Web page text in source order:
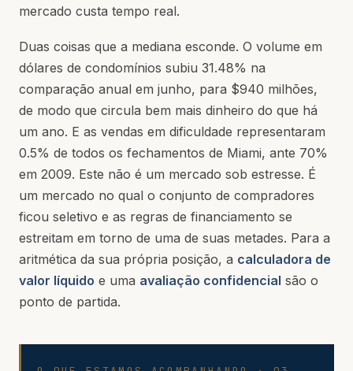
mercado custa tempo real.
Duas coisas que a mediana esconde. O volume em
dólares de condomínios subiu 31.48% na
comparação anual em junho, para $940 milhões,
de modo que circula bem mais dinheiro do que há
um ano. E as vendas em dificuldade representaram
0.5% de todos os fechamentos de Miami, ante 70%
em 2009. Este não é um mercado sob estresse. É
um mercado no qual o conjunto de compradores
ficou seletivo e as regras de financiamento se
estreitam em torno de uma de suas metades. Para a
aritmética da sua própria posição, a calculadora de
valor líquido e uma avaliação confidencial são o
ponto de partida.